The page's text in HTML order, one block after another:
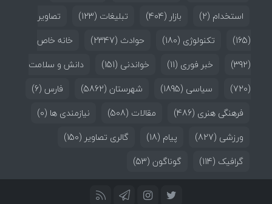
استخدام (2) بازار (404) تبلیغات (123)
تصاویر
(165)
تکنولوژی (180) حوادث (2347)
خانه خاص
(392)
خبر فوری (11) خواندنی (151)
دانش و سلامت
(720)
سیاسی (1895) شهرستان (5862) فارس (6)
فرهنگی هنری (486) مقالات (508) نیازمندی ها (0)
ورزشی (827) پیام (18) گالری تصاویر (150)
گرافیک (114) گوناگون (53)